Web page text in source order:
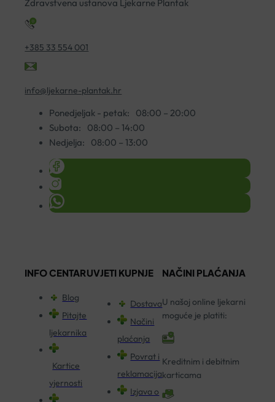
Zdravstvena ustanova Ljekarne Plantak
+385 33 554 001
info@ljekarne-plantak.hr
Ponedjeljak - petak:
08:00 – 20:00
Subota:
08:00 – 14:00
Nedjelja:
08:00 – 13:00
INFO CENTAR
Blog
Pitajte
ljekarnika
Kartice
vjernosti
UVJETI KUPNJE
Dostava
Načini
plaćanja
Povrat i
reklamacija
Izjava o
NAČINI PLAĆANJA
U našoj online ljekarni
moguće je platiti:
Kreditnim i debitnim
karticama